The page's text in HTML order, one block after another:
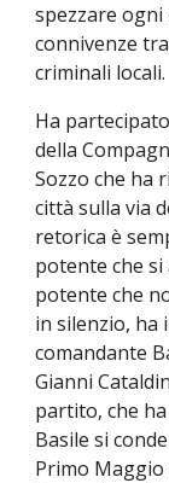
spezzare
connivenze
criminali locali.
Ha
della
Sozzo che ha
città sulla via
retorica è
potente che
potente che
in silenzio, ha
comandante
Gianni
partito, che
Basile si
Primo Maggio